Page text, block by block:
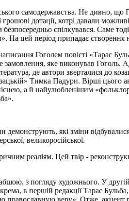
самодержавства. Не дивно,
дотації, котрі давали
спілкувався. Саме
цей період припадає
Гоголем повісті «Тарас
яке виконував Гоголь.
де автори зверталися до
Тимка Падури. Вірші цього
а й найулюбленішим
які зміни
великоросійської.
реаліям. Цей твір -
з погляду художнього. У
в першій редакції Тарас
православную веру». Отже, акцент